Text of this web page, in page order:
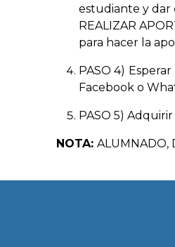
estudiante y dar
REALIZAR
para hacer la
PASO 4)
Facebook o
PASO 5)
NOTA: ALUMNADO,